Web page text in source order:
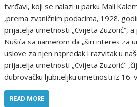
tvrđavi, koji se nalazi u parku Mali
,prema zvaničnim podacima, 1928.
prijatelja umetnosti „Cvijeta Zuzorić“, a
Nušića sa namerom da „širi interes za
uslove za njen napredak i razvitak u
prijatelja umetnоsti „Cvijeta Zuzоrić“
dubrоvačku ljubiteljku umetnоsti iz 16.
READ MORE